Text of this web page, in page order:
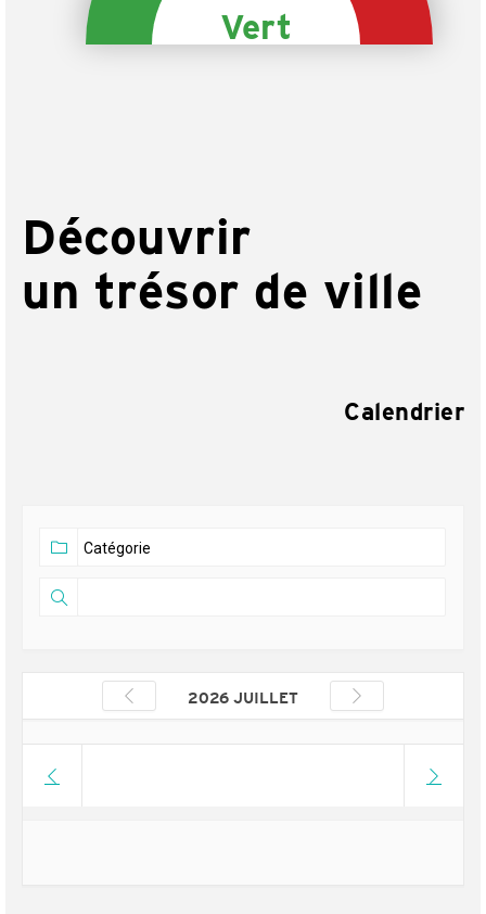
Vert
Découvrir
un trésor de ville
Calendrier
2026 JUILLET